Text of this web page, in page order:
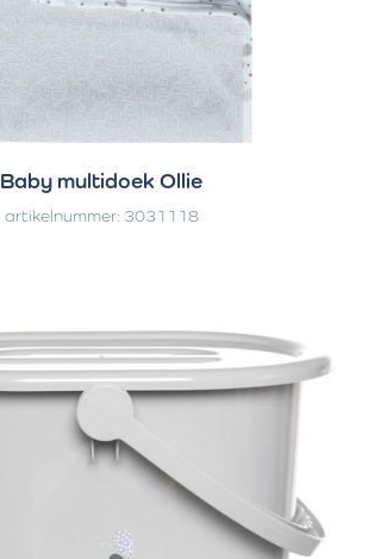
Baby multidoek Ollie
artikelnummer: 3031118